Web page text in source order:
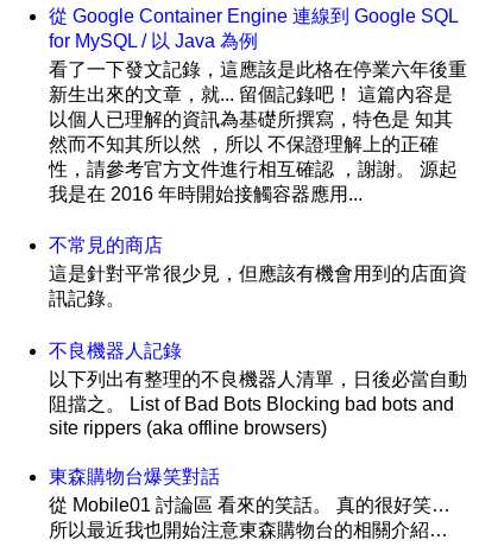
從 Google Container Engine 連線到 Google SQL
for MySQL / 以 Java 為例
看了一下發文記錄，這應該是此格在停業六年後重
新生出來的文章，就... 留個記錄吧！ 這篇內容是
以個人已理解的資訊為基礎所撰寫，特色是 知其
然而不知其所以然 ，所以 不保證理解上的正確
性，請參考官方文件進行相互確認 ，謝謝。 源起
我是在 2016 年時開始接觸容器應用...
不常見的商店
這是針對平常很少見，但應該有機會用到的店面資
訊記錄。
不良機器人記錄
以下列出有整理的不良機器人清單，日後必當自動
阻擋之。 List of Bad Bots Blocking bad bots and
site rippers (aka offline browsers)
東森購物台爆笑對話
從 Mobile01 討論區 看來的笑話。 真的很好笑…
所以最近我也開始注意東森購物台的相關介紹…